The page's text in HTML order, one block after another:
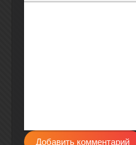
Вставить защищенную
Вставить смайлик
Вставка
Добавить комментарий